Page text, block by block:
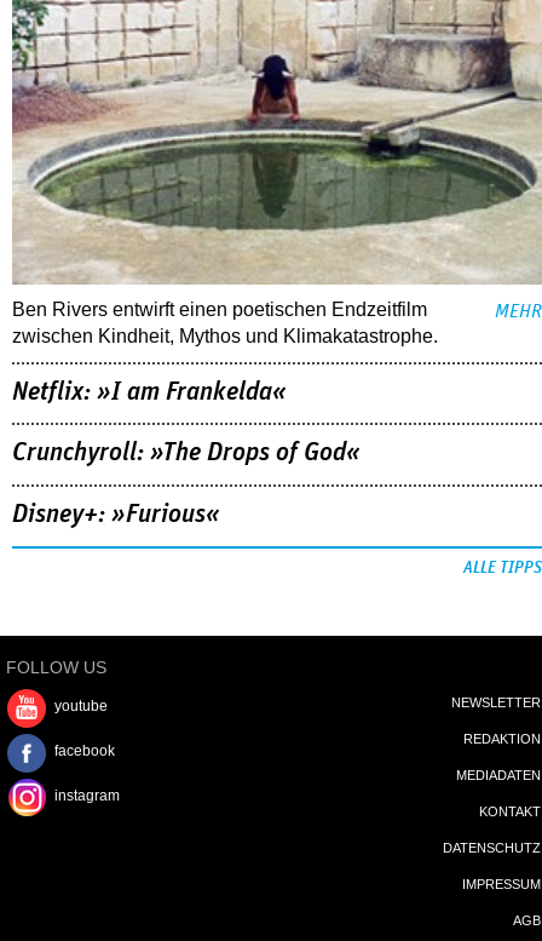
Ben Rivers entwirft einen poetischen Endzeitfilm
zwischen Kindheit, Mythos und Klimakatastrophe.
MEHR
Netflix: »I am Frankelda«
Crunchyroll: »The Drops of God«
Disney+: »Furious«
ALLE TIPPS
FOLLOW US
youtube
facebook
instagram
NEWSLETTER
REDAKTION
MEDIADATEN
KONTAKT
DATENSCHUTZ
IMPRESSUM
AGB